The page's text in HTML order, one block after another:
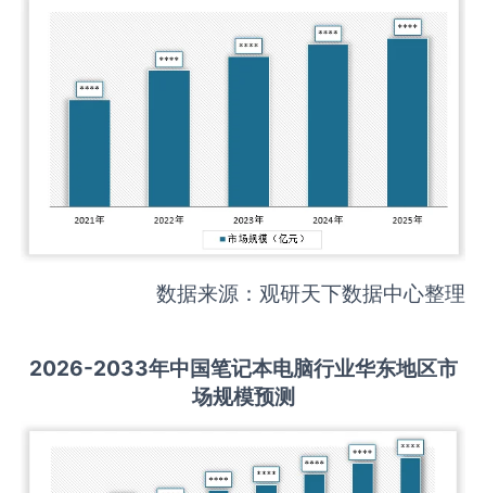
数据来源：观研天下数据中心整理
2026-2033年中国笔记本电脑行业华东地区市
场规模预测